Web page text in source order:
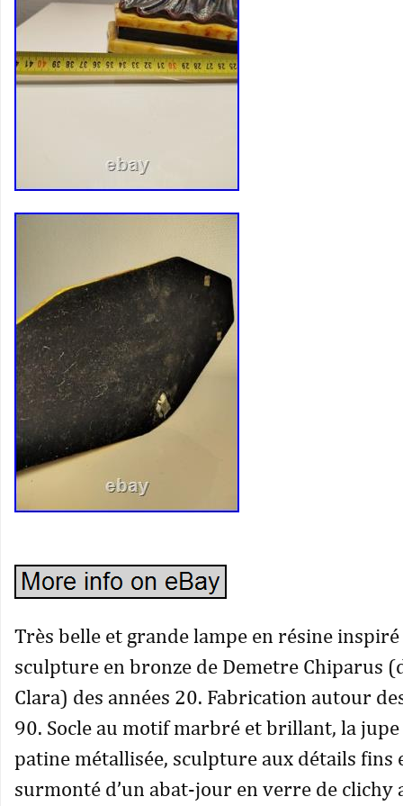
Très belle et grande lampe en résine inspiré
sculpture en bronze de Demetre Chiparus
Clara) des années 20. Fabrication autour
90. Socle au motif marbré et brillant, la jupe
patine métallisée, sculpture aux détails fins
surmonté d’un abat-jour en verre de clichy